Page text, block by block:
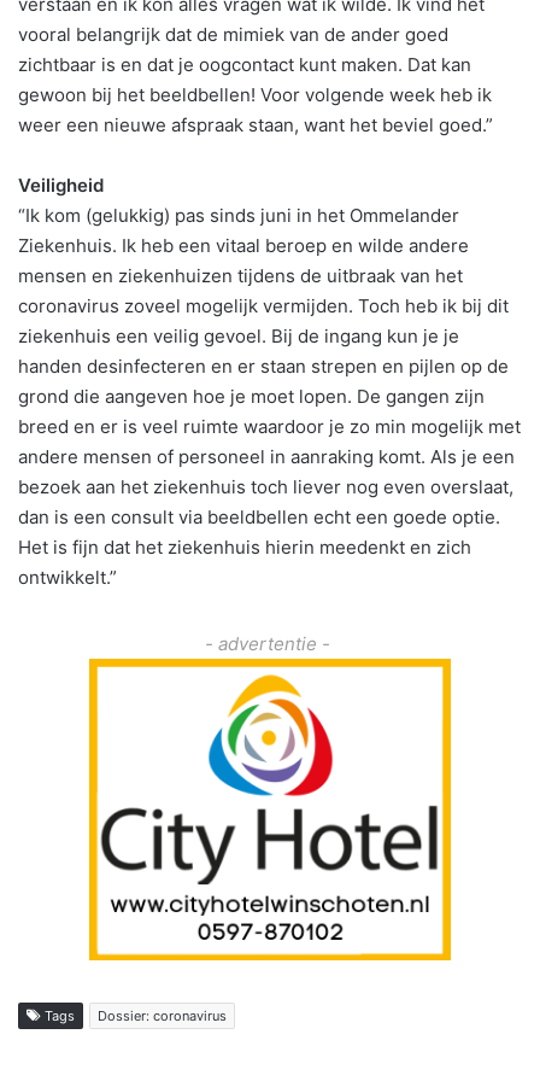
vooral belangrijk dat de mimiek van de ander goed
zichtbaar is en dat je oogcontact kunt maken. Dat kan
gewoon bij het beeldbellen! Voor volgende week heb ik
weer een nieuwe afspraak staan, want het beviel goed.”
Veiligheid
“Ik kom (gelukkig) pas sinds juni in het Ommelander
Ziekenhuis. Ik heb een vitaal beroep en wilde andere
mensen en ziekenhuizen tijdens de uitbraak van het
coronavirus zoveel mogelijk vermijden. Toch heb ik bij dit
ziekenhuis een veilig gevoel. Bij de ingang kun je je
handen desinfecteren en er staan strepen en pijlen op de
grond die aangeven hoe je moet lopen. De gangen zijn
breed en er is veel ruimte waardoor je zo min mogelijk met
andere mensen of personeel in aanraking komt. Als je een
bezoek aan het ziekenhuis toch liever nog even overslaat,
dan is een consult via beeldbellen echt een goede optie.
Het is fijn dat het ziekenhuis hierin meedenkt en zich
ontwikkelt.”
- advertentie -
Tags Dossier: coronavirus